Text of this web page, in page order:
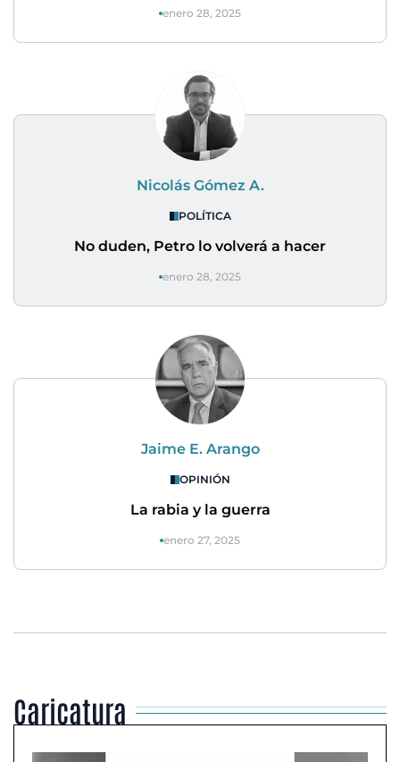
enero 28, 2025
Nicolás Gómez A.
POLÍTICA
No duden, Petro lo volverá a hacer
enero 28, 2025
Jaime E. Arango
OPINIÓN
La rabia y la guerra
enero 27, 2025
Caricatura